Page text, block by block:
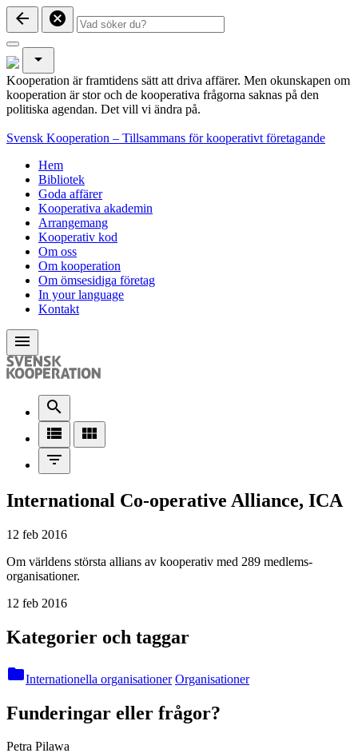
arrow_back cancel
arrow_drop_down
Kooperation är framtidens sätt att driva affärer. Men okunskapen om
kooperation är stor och de kooperativa frågorna saknas på den
politiska agendan. Det vill vi ändra på.
Svensk Kooperation – Tillsammans för kooperativt företagande
Hem
Bibliotek
Goda affärer
Kooperativa akademin
Arrangemang
Kooperativ kod
Om oss
Om kooperation
Om ömsesidiga företag
In your language
Kontakt
menu
search
view_list
view_module
filter_list
International Co-operative Alliance, ICA
12 feb 2016
Om världens största allians av kooperativ med 289 medlems­
organisa­tioner.
12 feb 2016
Kategorier och taggar
folderInternationella organisationer Organisationer
Funderingar eller frågor?
Petra Pilawa